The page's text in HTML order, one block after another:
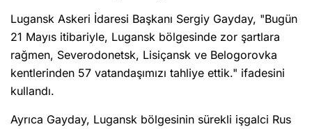
Lugansk Askeri İdaresi Başkanı Sergiy Gayday, "Bugün
21 Mayıs itibariyle, Lugansk bölgesinde zor şartlara
rağmen, Severodonetsk, Lisiçansk ve Belogorovka
kentlerinden 57 vatandaşımızı tahliye ettik." ifadesini
kullandı.
Ayrıca Gayday, Lugansk bölgesinin sürekli işgalci Rus